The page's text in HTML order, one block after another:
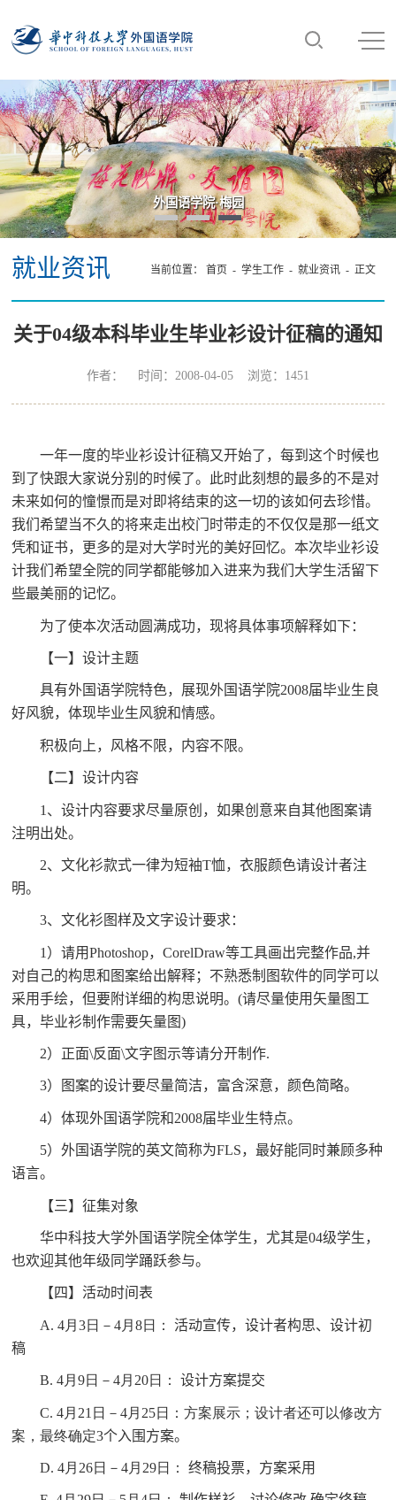
外国语学院·梅园
就业资讯 当前位置： 首页 - 学生工作- 就业资讯- 正文
关于04级本科毕业生毕业衫设计征稿的通知
作者： 时间：2008-04-05 浏览： 1451
一年一度的毕业衫设计征稿又开始了，每到这个时候也
到了快跟大家说分别的时候了。此时此刻想的最多的不是对
未来如何的憧憬而是对即将结束的这一切的该如何去珍惜。
我们希望当不久的将来走出校门时带走的不仅仅是那一纸文
凭和证书，更多的是对大学时光的美好回忆。本次毕业衫设
计我们希望全院的同学都能够加入进来为我们大学生活留下
些最美丽的记忆。
为了使本次活动圆满成功，现将具体事项解释如下：
【一】设计主题
具有外国语学院特色，展现外国语学院2008届毕业生良
好风貌，体现毕业生风貌和情感。
积极向上，风格不限，内容不限。
【二】设计内容
1 、设计内容要求尽量原创，如果创意来自其他图案请
注明出处。
2、文化衫款式一律为短袖T恤，衣服颜色请设计者注
明。
3、文化衫图样及文字设计要求：
1 ）请用Photoshop，CorelDraw等工具画出完整作品,并
对自己的构思和图案给出解释；不熟悉制图软件的同学可以
采用手绘，但要附详细的构思说明。(请尽量使用矢量图工
具，毕业衫制作需要矢量图)
2）正面\反面\文字图示等请分开制作.
3）图案的设计要尽量简洁，富含深意，颜色简略。
4）体现外国语学院和2008届毕业生特点。
5）外国语学院的英文简称为FLS，最好能同时兼顾多种
语言。
【三】征集对象
华中科技大学外国语学院全体学生，尤其是04级学生，
也欢迎其他年级同学踊跃参与。
【四】活动时间表
A.4月3日 －4月8日 ：
活动宣传，设计者构思、设计初
稿
B.4月9日 －4月20日 ： 设计方案提交
C.4月21 日 －4月25日
：方案展示；设计者还可以修改方
案，最终确定3个入围方案。
D.4月26日 －4月29日 ： 终稿投票，方案采用